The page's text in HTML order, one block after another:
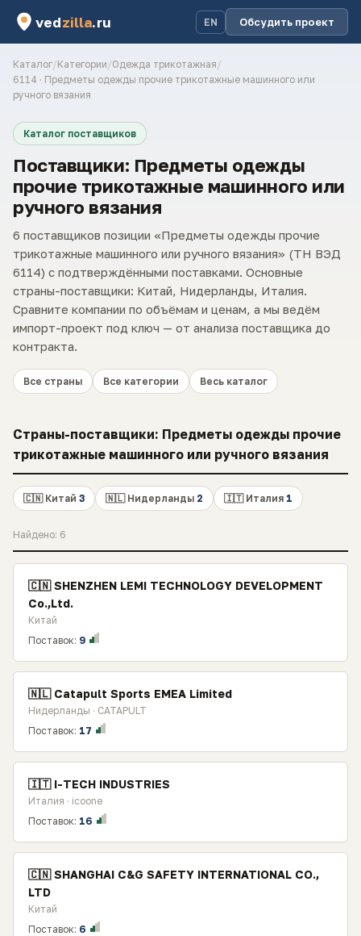
vedzilla.ru EN Обсудить проект
Каталог/Категории/Одежда трикотажная/
6114 · Предметы одежды прочие трикотажные машинного или
ручного вязания
Каталог поставщиков
Поставщики: Предметы одежды
прочие трикотажные машинного или
ручного вязания
6 поставщиков позиции «Предметы одежды прочие
трикотажные машинного или ручного вязания» (ТН ВЭД
6114) с подтверждёнными поставками. Основные
страны-поставщики: Китай, Нидерланды, Италия.
Сравните компании по объёмам и ценам, а мы ведём
импорт-проект под ключ — от анализа поставщика до
контракта.
Все страны Все категории Весь каталог
Страны-поставщики: Предметы одежды прочие
трикотажные машинного или ручного вязания
🇨🇳 Китай 3 🇳🇱 Нидерланды 2 🇮🇹 Италия 1
Найдено: 6
🇨🇳 SHENZHEN LEMI TECHNOLOGY DEVELOPMENT
Co.,Ltd.
Китай
Поставок: 9
🇳🇱 Catapult Sports EMEA Limited
Нидерланды · CATAPULT
Поставок: 17
🇮🇹 I-TECH INDUSTRIES
Италия · icoone
Поставок: 16
🇨🇳 SHANGHAI C&G SAFETY INTERNATIONAL CO.,
LTD
Китай
Поставок: 6